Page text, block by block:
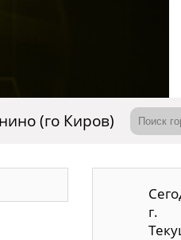
(го Киров)
г.